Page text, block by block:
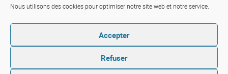
Nous utilisons des cookies pour optimiser notre site web et notre service.
Accepter
Refuser
JE SOUHAITE
Etre aidé
Ecrire à un prêtre